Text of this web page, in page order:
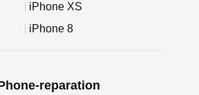
iPhone XS
iPhone 8
reparation